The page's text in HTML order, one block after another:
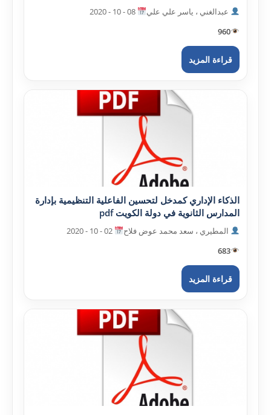
عبدالغني ، ياسر علي علي
960
قراءة المزيد
الذکاء الإداري کمدخل لتحسين الفاعلية التنظيمية بإدارة
المدارس الثانوية في دولة الکويت pdf
المطيري ، سعد محمد عوض فلاح
683
قراءة المزيد